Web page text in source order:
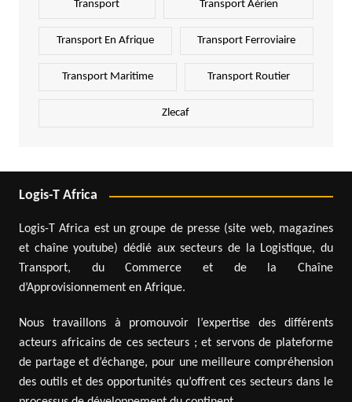
Transport Transport Aérien
Transport En Afrique Transport Ferroviaire
Transport Maritime Transport Routier
Zlecaf
Logis-T Africa
Logis-T Africa est un groupe de presse (site web, magazines
et chaîne youtube) dédié aux secteurs de la Logistique, du
Transport, du Commerce et de la Chaîne
d’Approvisionnement en Afrique.
Nous travaillons à promouvoir l’expertise des différents
acteurs africains de ces secteurs ; et servons de plateforme
de partage et d’échange, pour une meilleure compréhension
des outils et des opportunités qu’offrent ces secteurs dans le